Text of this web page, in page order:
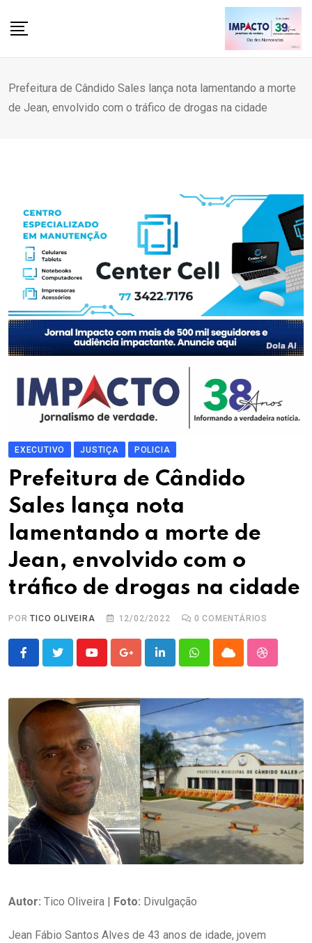
Prefeitura de Cândido Sales lança nota lamentando a morte
de Jean, envolvido com o tráfico de drogas na cidade
EXECUTIVO JUSTIÇA POLICIA
Prefeitura de Cândido
Sales lança nota
lamentando a morte de
Jean, envolvido com o
tráfico de drogas na cidade
PORTICO OLIVEIRA 12/02/2022 0 COMENTÁRIOS
YoutubeGoogle+LinkedInWhatsappCloud
Autor: Tico Oliveira | Foto: Divulgação
Jean Fábio Santos Alves de 43 anos de idade, jovem